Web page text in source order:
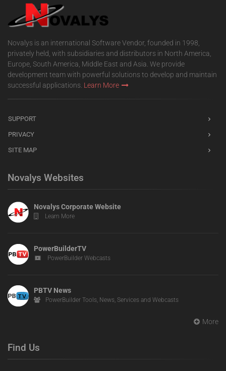
Novalys is an international Software Vendor, founded in 1998,
privately held, with subsidiaries and distributors in North America,
Europe, South America, Middle East and Asia. We provide
development team with powerful solutions to develop and maintain
successful applications. Learn More
SUPPORT
PRIVACY
SITE MAP
Novalys Websites
Novalys Corporate Website
Learn More
PowerBuilderTV
PowerBuilder Webcasts
PBTV News
PowerBuilder Tools, News, Services and Webcasts
More
Find Us